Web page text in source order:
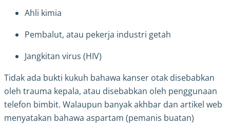
Ahli kimia
Pembalut, atau pekerja industri getah
Jangkitan virus (HIV)
Tidak ada bukti kukuh bahawa kanser otak disebabkan
oleh trauma kepala, atau disebabkan oleh penggunaan
telefon bimbit. Walaupun banyak akhbar dan artikel web
menyatakan bahawa aspartam (pemanis buatan)